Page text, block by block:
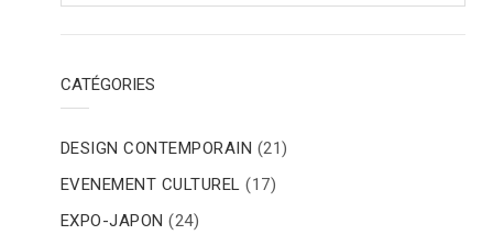
CATÉGORIES
DESIGN CONTEMPORAIN (21)
EVENEMENT CULTUREL (17)
EXPO-JAPON (24)